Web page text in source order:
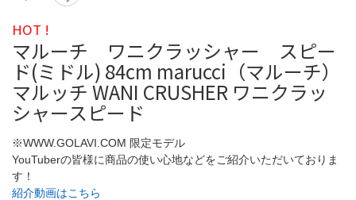
HOT !
マルーチ ワニクラッシャー スピー
ド(ミドル) 84cm marucci（マルーチ）
マルッチ WANI CRUSHER ワニクラッ
シャースピード
※WWW.GOLAVI.COM 限定モデル
YouTuberの皆様に商品の使い心地などをご紹介いただいておりま
す！
紹介動画はこちら